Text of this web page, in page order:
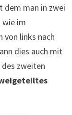
dem man in zwei
wie im
von links nach
dies auch mit
zweiten